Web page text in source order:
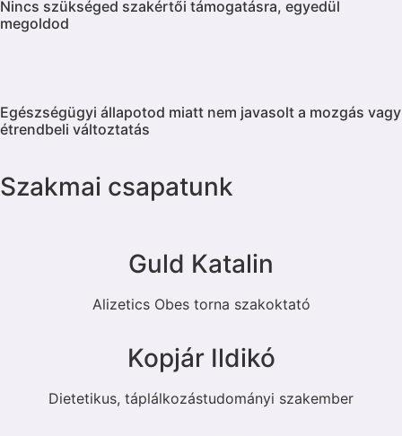
Nincs szükséged szakértői támogatásra, egyedül
megoldod
Egészségügyi állapotod miatt nem javasolt a mozgás vagy
étrendbeli változtatás
Szakmai csapatunk
Guld Katalin
Alizetics Obes torna szakoktató
Kopjár Ildikó
Dietetikus, táplálkozástudományi szakember